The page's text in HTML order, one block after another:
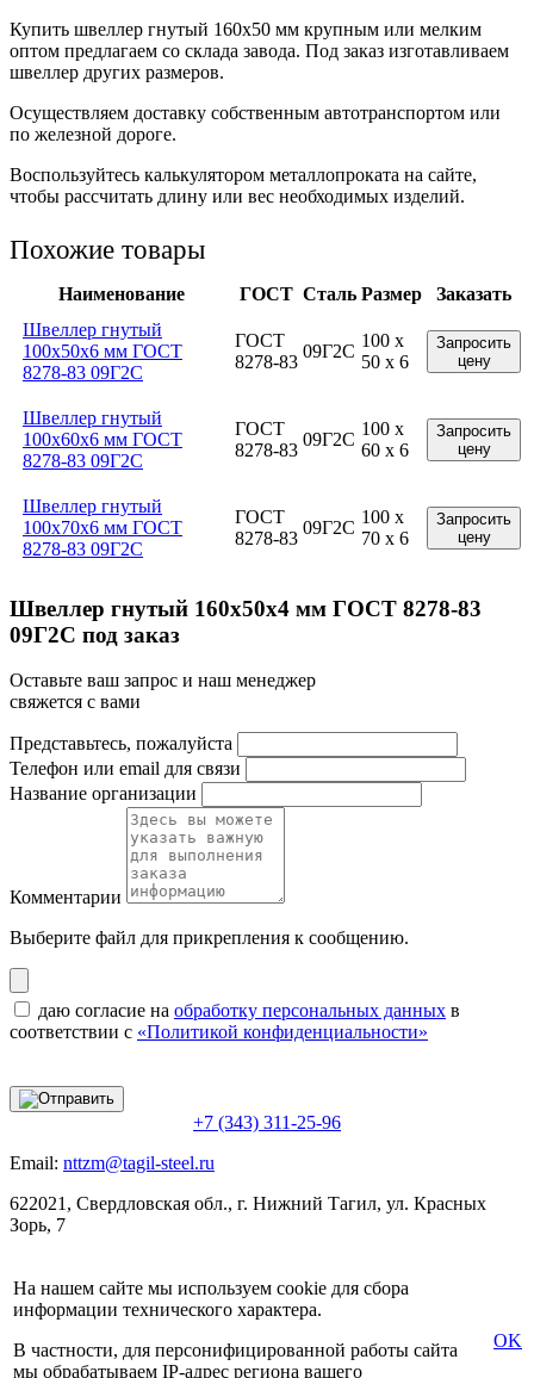
Купить швеллер гнутый 160х50 мм крупным или мелким
оптом предлагаем со склада завода. Под заказ изготавливаем
швеллер других размеров.
Осуществляем доставку собственным автотранспортом или
по железной дороге.
Воспользуйтесь калькулятором металлопроката на сайте,
чтобы рассчитать длину или вес необходимых изделий.
Похожие товары
Наименование ГОСТ Сталь Размер
Заказать
Швеллер гнутый
100x50x6 мм ГОСТ
8278-83 09Г2С
ГОСТ
8278-83
09Г2С
100 x
50 x 6
Запросить
цену
Швеллер гнутый
100x60x6 мм ГОСТ
8278-83 09Г2С
ГОСТ
8278-83
09Г2С
100 x
60 x 6
Запросить
цену
Швеллер гнутый
100x70x6 мм ГОСТ
8278-83 09Г2С
ГОСТ
8278-83
09Г2С
100 x
70 x 6
Запросить
цену
Швеллер гнутый 160x50x4 мм ГОСТ 8278-83
09Г2С под заказ
Оставьте ваш запрос и наш менеджер
свяжется с вами
Представьтесь, пожалуйста
Телефон или email для связи
Название организации
Комментарии
Выберите файл для прикрепления к сообщению.
даю согласие на обработку персональных данных в
соответствии с «Политикой конфиденциальности»
+7 (343) 311-25-96
Email: nttzm@tagil-steel.ru
622021, Свердловская обл., г. Нижний Тагил, ул. Красных
Зорь, 7
На нашем сайте мы используем cookie для сбора
информации технического характера.
В частности, для персонифицированной работы сайта
мы обрабатываем IP-адрес региона вашего
OK